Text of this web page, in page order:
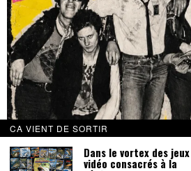
CA VIENT DE SORTIR
Dans le vortex des jeux
vidéo consacrés à la